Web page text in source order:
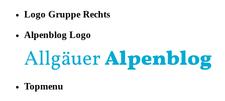
Logo Gruppe Rechts
Alpenblog Logo
Topmenu